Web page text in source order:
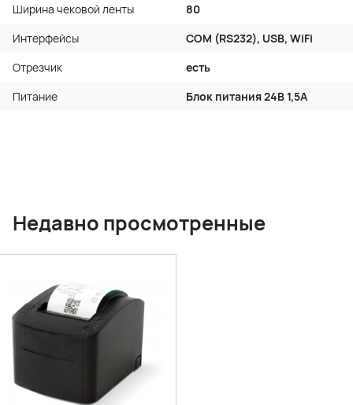
Ширина чековой ленты
80
Интерфейсы
COM (RS232), USB, WiFi
Отрезчик
есть
Питание
Блок питания 24В 1,5А
Недавно просмотренные